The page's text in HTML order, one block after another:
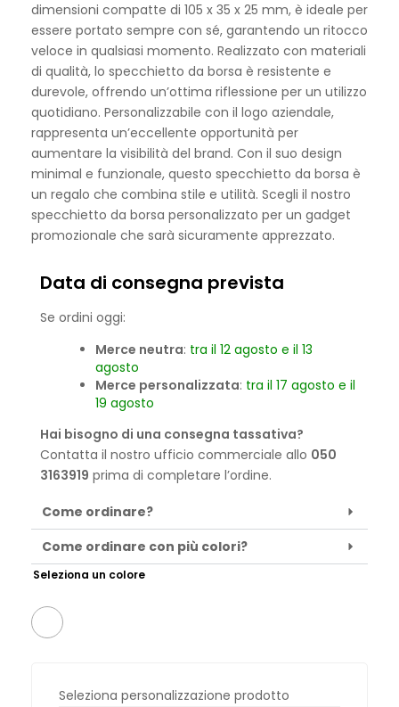
dimensioni compatte di 105 x 35 x 25 mm, è ideale per
essere portato sempre con sé, garantendo un ritocco
veloce in qualsiasi momento. Realizzato con materiali
di qualità, lo specchietto da borsa è resistente e
durevole, offrendo un’ottima riflessione per un utilizzo
quotidiano. Personalizzabile con il logo aziendale,
rappresenta un’eccellente opportunità per
aumentare la visibilità del brand. Con il suo design
minimal e funzionale, questo specchietto da borsa è
un regalo che combina stile e utilità. Scegli il nostro
specchietto da borsa personalizzato per un gadget
promozionale che sarà sicuramente apprezzato.
Data di consegna prevista
Se ordini oggi:
Merce neutra: tra il 12 agosto e il 13
agosto
Merce personalizzata: tra il 17 agosto e il
19 agosto
Hai bisogno di una consegna tassativa?
Contatta il nostro ufficio commerciale allo 050
3163919 prima di completare l’ordine.
Come ordinare?
Come ordinare con più colori?
Seleziona un colore
Seleziona personalizzazione prodotto